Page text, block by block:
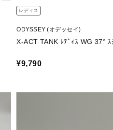
レディス
ODYSSEY (オデッセイ)
X-
¥9,790